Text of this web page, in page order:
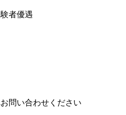
者優遇
問い合わせください